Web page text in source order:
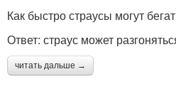
Как быстро страусы могут
Ответ: страус может
читать дальше →